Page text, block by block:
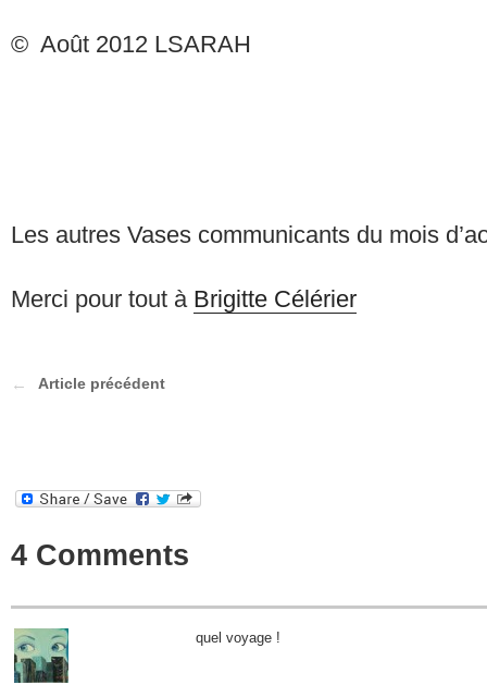
© Août 2012 LSARAH
Les autres Vases communicants du mois
Merci pour tout à Brigitte Célérier
Article précédent
4 Comments
quel voyage !